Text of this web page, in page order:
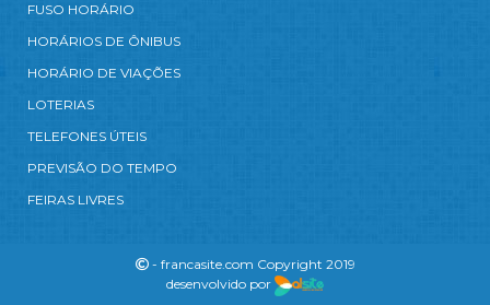
FUSO HORÁRIO
HORÁRIOS DE ÔNIBUS
HORÁRIO DE VIAÇÕES
LOTERIAS
TELEFONES ÚTEIS
PREVISÃO DO TEMPO
FEIRAS LIVRES
- francasite.com Copyright 2019
desenvolvido por